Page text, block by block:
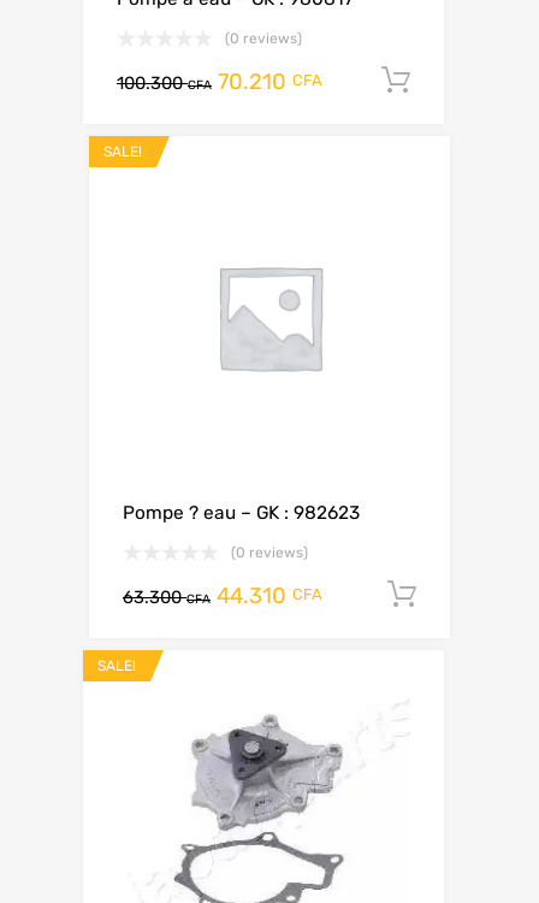
(0 reviews)
100.300CFA 70.210 CFA
SALE!
Pompe ? eau – GK : 982623
(0 reviews)
63.300CFA 44.310 CFA
SALE!